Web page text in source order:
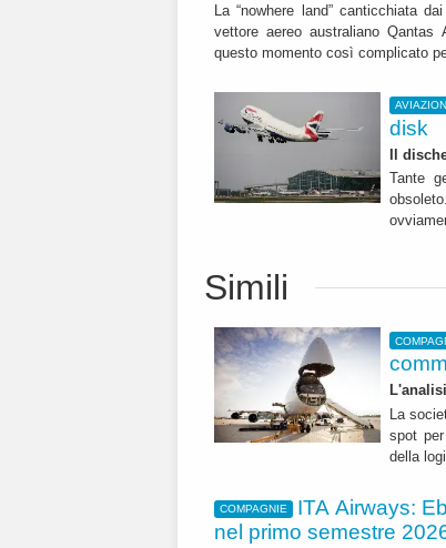
La “nowhere land” canticchiata
vettore aereo australiano
questo momento così complicato
disk
Il
Tante
Simili
La
spot
della
COMPAGNIE
ITA Airways:
nel primo semestre